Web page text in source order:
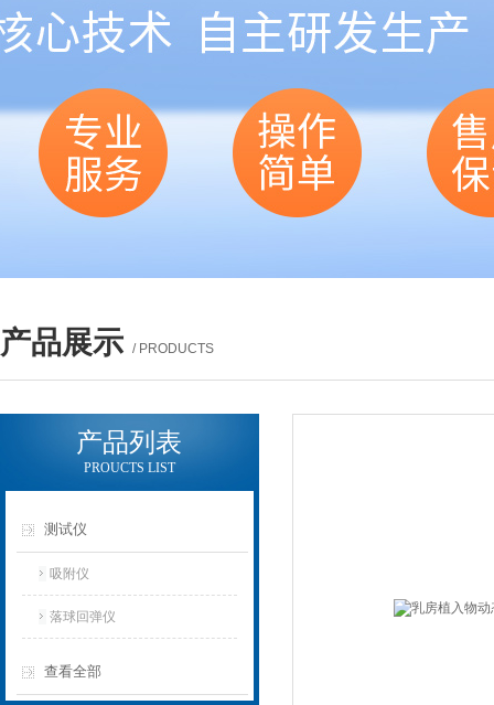
产品展示 / PRODUCTS
产品列表
PROUCTS LIST
测试仪
吸附仪
落球回弹仪
查看全部